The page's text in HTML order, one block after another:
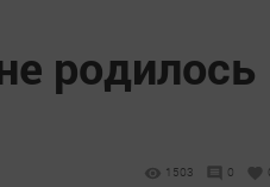
родилось
1503 0